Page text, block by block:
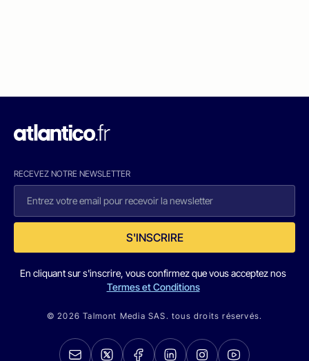
RECEVEZ NOTRE NEWSLETTER
S'INSCRIRE
En cliquant sur s'inscrire, vous confirmez que vous acceptez nos
Termes et Conditions
© 2026 Talmont Media SAS. tous droits réservés.